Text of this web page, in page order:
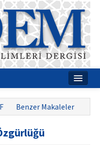
Benzer Makaleler